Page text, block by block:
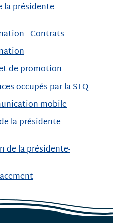
la présidente-
- Contrats
de promotion
occupés par la STQ
mobile
la présidente-
de la présidente-